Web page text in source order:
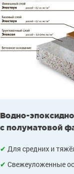
Сопутствующие
Морозостойкие
Морозостойкие
Сопутствующие
Водно-
с полуматовой
Для средних и
Свежеуложенные